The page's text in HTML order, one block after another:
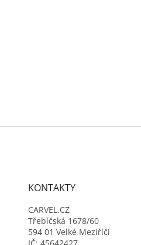
KONTAKTY
CARVEL.CZ
Třebíčská 1678/60
594 01 Velké Meziříčí